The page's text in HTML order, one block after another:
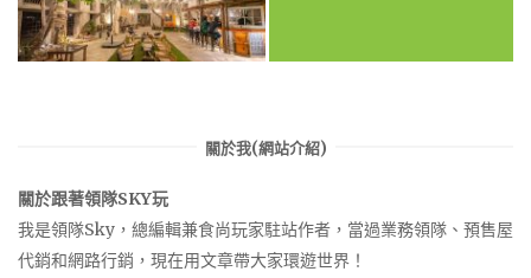
關於我(網站介紹)
關於跟著領隊SKY玩
我是領隊Sky，總編輯兼食尚玩家駐站作者，當過業務領隊、預售屋
代銷和網路行銷，現在用文章帶大家環遊世界！